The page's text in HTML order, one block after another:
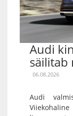
Audi
06.08.2026
Audi